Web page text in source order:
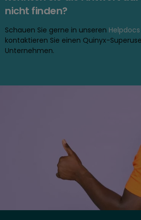
nicht finden?
Schauen Sie gerne in unseren Helpdocs
kontaktieren Sie einen Quinyx-
Unternehmen.